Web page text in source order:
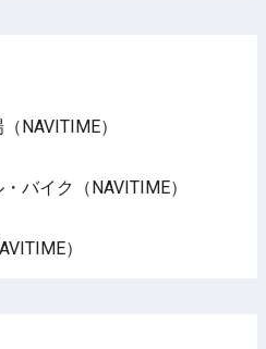
NAVITIME）
バイク（NAVITIME）
）